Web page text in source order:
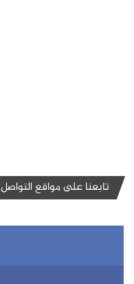
تابعنا على مواقع التواصل